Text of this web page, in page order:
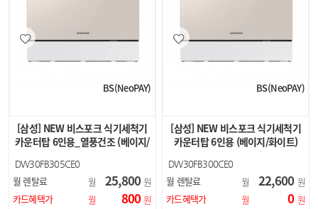
BS(NeoPAY)
[삼성] NEW 비스포크 식기세척기
카운터탑 6인용_열풍건조 (베이지/
DW30FB305CE0
월 렌탈료 월 25,800 원
카드혜택가
월 800 원
BS(NeoPAY)
[삼성] NEW 비스포크 식기세척기
카운터탑 6인용 (베이지/화이트)
DW30FB300CE0
월 렌탈료 월 22,600 원
카드혜택가
월 0 원